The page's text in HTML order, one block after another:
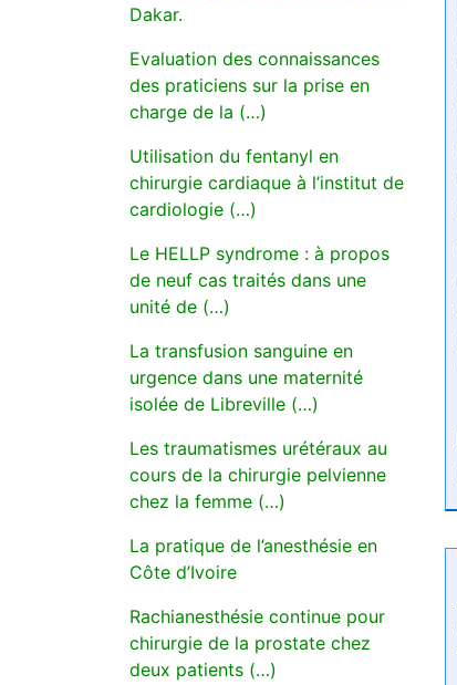
Dakar.
Evaluation des connaissances
des praticiens sur la prise en
charge de la (…)
Utilisation du fentanyl en
chirurgie cardiaque à l’institut de
cardiologie (…)
Le HELLP syndrome : à propos
de neuf cas traités dans une
unité de (…)
La transfusion sanguine en
urgence dans une maternité
isolée de Libreville (…)
Les traumatismes urétéraux au
cours de la chirurgie pelvienne
chez la femme (…)
La pratique de l’anesthésie en
Côte d’Ivoire
Rachianesthésie continue pour
chirurgie de la prostate chez
deux patients (…)